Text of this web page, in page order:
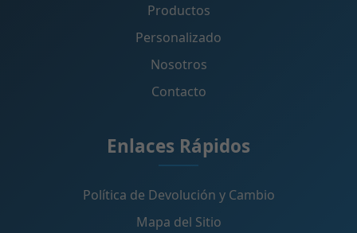
Productos
Personalizado
Nosotros
Contacto
Enlaces Rápidos
Política de Devolución y Cambio
Mapa del Sitio